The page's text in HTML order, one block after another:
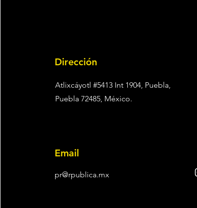
Dirección
Atlixcáyotl #5413 Int 1904, Puebla,
Puebla 72485, México.
Email
pr@rpublica.mx